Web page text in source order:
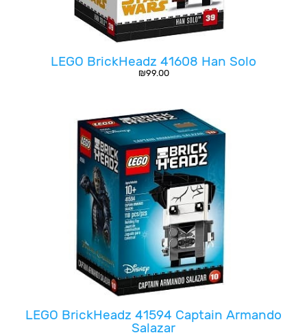
LEGO BrickHeadz 41608 Han Solo
₪99.00
LEGO BrickHeadz 41594 Captain Armando
Salazar